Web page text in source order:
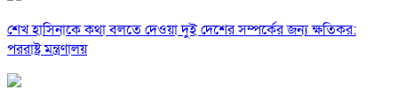
শেখ হাসিনাকে কথা বলতে দেওয়া দুই দেশের সম্পর্কের জন্য ক্ষতিকর:
পররাষ্ট্র মন্ত্রণালয়